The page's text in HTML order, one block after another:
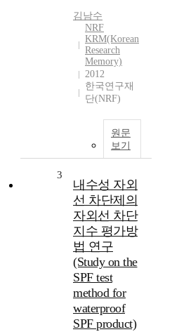
김남수
NRF
KRM(Korean
Research
Memory)
2012
한국연구재
단(NRF)
원문
보기
3
내수성 자외
선 차단제의
자외선 차단
지수 평가방
법 연구
(Study on the
SPF test
method for
waterproof
SPF product)